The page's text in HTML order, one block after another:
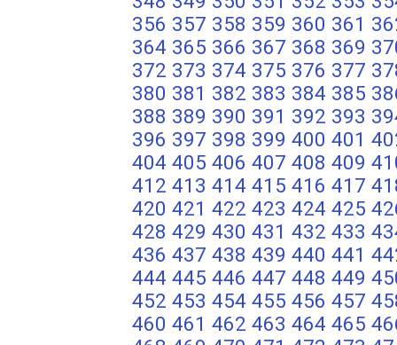
356 357 358 359 360 361
364 365 366 367 368 369
372 373 374 375 376 377
380 381 382 383 384 385
388 389 390 391 392 393
396 397 398 399 400 401
404 405 406 407 408 409
412 413 414 415 416 417
420 421 422 423 424 425
428 429 430 431 432 433
436 437 438 439 440 441
444 445 446 447 448 449
452 453 454 455 456 457
460 461 462 463 464 465